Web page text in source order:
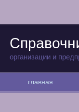
организации и
главная